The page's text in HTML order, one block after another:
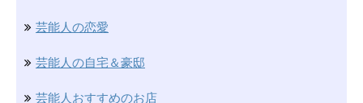
芸能人の恋愛
芸能人の自宅＆豪邸
芸能人おすすめのお店